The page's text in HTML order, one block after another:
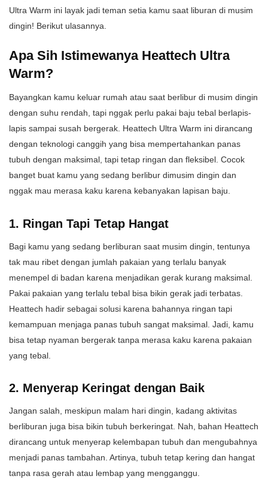
Ultra Warm ini layak jadi teman setia kamu saat liburan di musim
dingin! Berikut ulasannya.
Apa Sih Istimewanya Heattech Ultra
Warm?
Bayangkan kamu keluar rumah atau saat berlibur di musim dingin
dengan suhu rendah, tapi nggak perlu pakai baju tebal berlapis-
lapis sampai susah bergerak. Heattech Ultra Warm ini dirancang
dengan teknologi canggih yang bisa mempertahankan panas
tubuh dengan maksimal, tapi tetap ringan dan fleksibel. Cocok
banget buat kamu yang sedang berlibur dimusim dingin dan
nggak mau merasa kaku karena kebanyakan lapisan baju.
1. Ringan Tapi Tetap Hangat
Bagi kamu yang sedang berliburan saat musim dingin, tentunya
tak mau ribet dengan jumlah pakaian yang terlalu banyak
menempel di badan karena menjadikan gerak kurang maksimal.
Pakai pakaian yang terlalu tebal bisa bikin gerak jadi terbatas.
Heattech hadir sebagai solusi karena bahannya ringan tapi
kemampuan menjaga panas tubuh sangat maksimal. Jadi, kamu
bisa tetap nyaman bergerak tanpa merasa kaku karena pakaian
yang tebal.
2. Menyerap Keringat dengan Baik
Jangan salah, meskipun malam hari dingin, kadang aktivitas
berliburan juga bisa bikin tubuh berkeringat. Nah, bahan Heattech
dirancang untuk menyerap kelembapan tubuh dan mengubahnya
menjadi panas tambahan. Artinya, tubuh tetap kering dan hangat
tanpa rasa gerah atau lembap yang mengganggu.